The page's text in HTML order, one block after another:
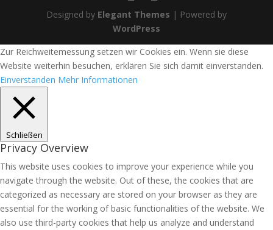
Designed by Elegant Themes | Powered by
WordPress
Zur Reichweitemessung setzen wir Cookies ein. Wenn sie diese
Website weiterhin besuchen, erklären Sie sich damit einverstanden.
Einverstanden Mehr Informationen
Schließen
Privacy Overview
This website uses cookies to improve your experience while you
navigate through the website. Out of these, the cookies that are
categorized as necessary are stored on your browser as they are
essential for the working of basic functionalities of the website. We
also use third-party cookies that help us analyze and understand